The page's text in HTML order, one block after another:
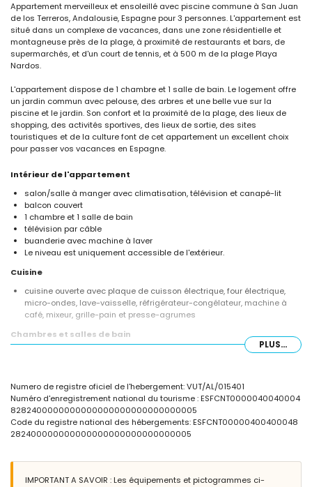
Appartement merveilleux et ensoleillé avec piscine commune à San Juan
de los Terreros, Andalousie, Espagne pour 3 personnes. L'appartement est
situé dans un complexe de vacances, dans une zone résidentielle et
montagneuse près de la plage, à proximité de restaurants et bars, de
supermarchés, et d'un court de tennis, et à 500 m de la plage Playa
Nardos.
L'appartement dispose de 1 chambre et 1 salle de bain. Le logement offre
un jardin commun avec pelouse, des arbres et une belle vue sur la
piscine et le jardin. Son confort et la proximité de la plage, des lieux de
shopping, des activités sportives, des lieux de sortie, des sites
touristiques et de la culture font de cet appartement un excellent choix
pour passer vos vacances en Espagne.
Intérieur de l'appartement
salon/salle à manger avec climatisation, télévision et canapé-lit
balcon couvert
1 chambre et 1 salle de bain
télévision par câble
buanderie avec machine à laver
Le niveau est uniquement accessible de l'extérieur.
Cuisine
cuisine ouverte avec plaque de cuisson électrique, four électrique,
micro-ondes, lave-vaisselle, réfrigérateur-congélateur, machine à
café, mixeur, grille-pain et presse-agrumes
Chambres et salles de bain
chambre avec climatisation, lit double, télévision et salle de bain
cheveux
Extérieur de l'appartement
terrain clos
piscine commune
jardin commun avec pelouse et arbres
terrasse couverte
PLUS...
Numero de registre oficiel de l'hebergement: VUT/AL/015401
Numéro d'enregistrement national du tourisme : ESFCNT0000040040004
8282400000000000000000000000000005
Code du registre national des hébergements: ESFCNT00000400400048
282400000000000000000000000000005
IMPORTANT A SAVOIR : Les équipements et pictogrammes ci-